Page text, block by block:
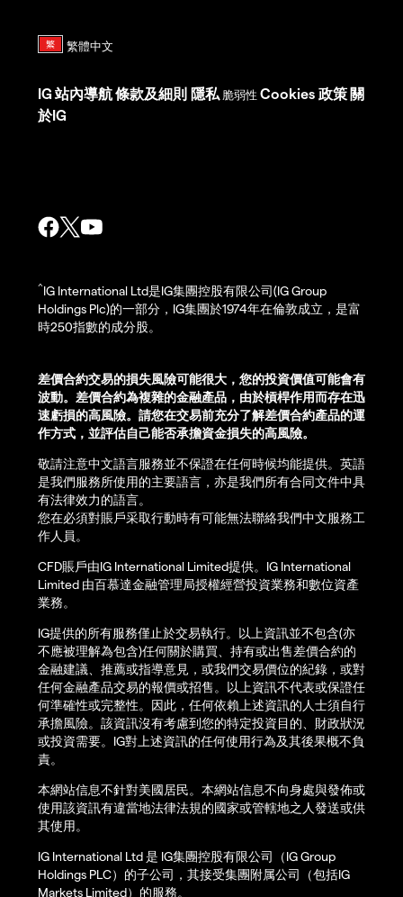
IG 站內導航條款及細則 隱私 脆弱性 Cookies 政策 關
於IG
^IG International Ltd是IG集團控股有限公司(IG Group
Holdings Plc)的一部分，IG集團於1974年在倫敦成立，是富
時250指數的成分股。
差價合約交易的損失風險可能很大，您的投資價值可能會有
波動。差價合約為複雜的金融產品，由於槓桿作用而存在迅
速虧損的高風險。請您在交易前充分了解差價合約產品的運
作方式，並評估自己能否承擔資金損失的高風險。
敬請注意中文語言服務並不保證在任何時候均能提供。英語
是我們服務所使用的主要語言，亦是我們所有合同文件中具
有法律效力的語言。
您在必須對賬戶采取行動時有可能無法聯絡我們中文服務工
作人員。
CFD賬戶由IG International Limited提供。IG International
Limited 由百慕達金融管理局授權經營投資業務和數位資產
業務。
IG提供的所有服務僅止於交易執行。以上資訊並不包含(亦
不應被理解為包含)任何關於購買、持有或出售差價合約的
金融建議、推薦或指導意見，或我們交易價位的紀錄，或對
任何金融產品交易的報價或招售。以上資訊不代表或保證任
何準確性或完整性。因此，任何依賴上述資訊的人士須自行
承擔風險。該資訊沒有考慮到您的特定投資目的、財政狀況
或投資需要。IG對上述資訊的任何使用行為及其後果概不負
責。
本網站信息不針對美國居民。本網站信息不向身處與發佈或
使用該資訊有違當地法律法規的國家或管轄地之人發送或供
其使用。
IG International Ltd 是 IG集團控股有限公司（IG Group
Holdings PLC）的子公司，其接受集團附属公司（包括IG
Markets Limited）的服務。